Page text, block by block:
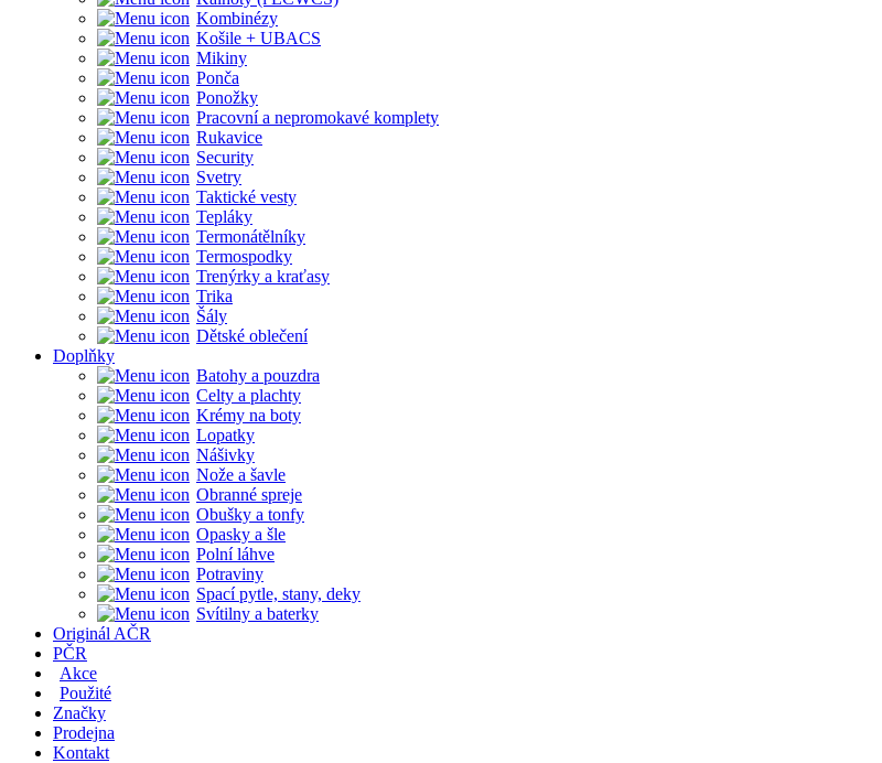
Kombinézy
Košile + UBACS
Mikiny
Ponča
Ponožky
Pracovní a nepromokavé komplety
Rukavice
Security
Svetry
Taktické vesty
Tepláky
Termonátělníky
Termospodky
Trenýrky a kraťasy
Trika
Šály
Dětské oblečení
Doplňky
Batohy a pouzdra
Celty a plachty
Krémy na boty
Lopatky
Nášivky
Nože a šavle
Obranné spreje
Obušky a tonfy
Opasky a šle
Polní láhve
Potraviny
Spací pytle, stany, deky
Svítilny a baterky
Originál AČR
PČR
Akce
Použité
Značky
Prodejna
Kontakt